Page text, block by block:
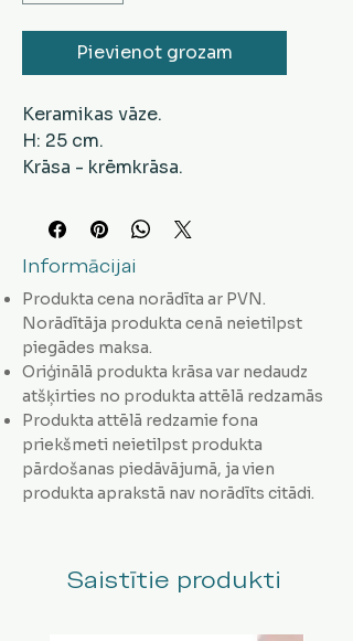
Pievienot grozam
Keramikas vāze.
H: 25 cm.
Krāsa - krēmkrāsa.
Informācijai
Produkta cena norādīta ar PVN.
Norādītāja produkta cenā neietilpst
piegādes maksa.
Oriģinālā produkta krāsa var nedaudz
atšķirties no produkta attēlā redzamās
Produkta attēlā redzamie fona
priekšmeti neietilpst produkta
pārdošanas piedāvājumā, ja vien
produkta aprakstā nav norādīts citādi.
Saistītie produkti